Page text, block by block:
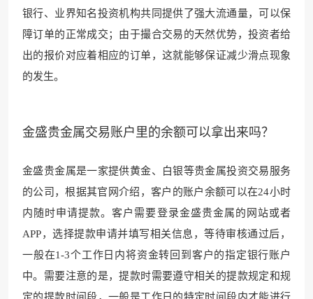
银行、业界知名投资机构共同提供了强大流通量，可以保
障订单的正常成交；由于撮合交易的天然优势，投资者给
出的报价对应着相应的订单，这就能够保证减少滑点现象
的发生。
金盛贵金属交易账户里的余额可以拿出来吗？
金盛贵金属是一家提供黄金、 白银等贵金属投资交易服务
的公司，根据其官网介绍，客户的账户余额可以在24小时
内随时申请提款。客户需要登录金盛贵金属的网站或者
APP，选择提款申请并填写相关信息，等待审核通过后，
一般在1-3个工作日内将资金转回到 客户的指定银行账户
中。需要注意的是，提款时需要遵守相关的提款规定和规